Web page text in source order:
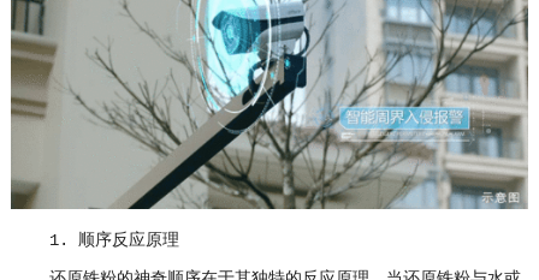
1. 顺序反应原理